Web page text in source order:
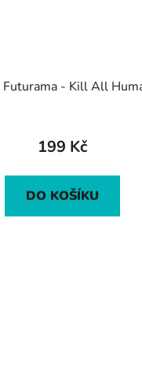
Futurama - Kill All
199 Kč
DO KOŠÍKU